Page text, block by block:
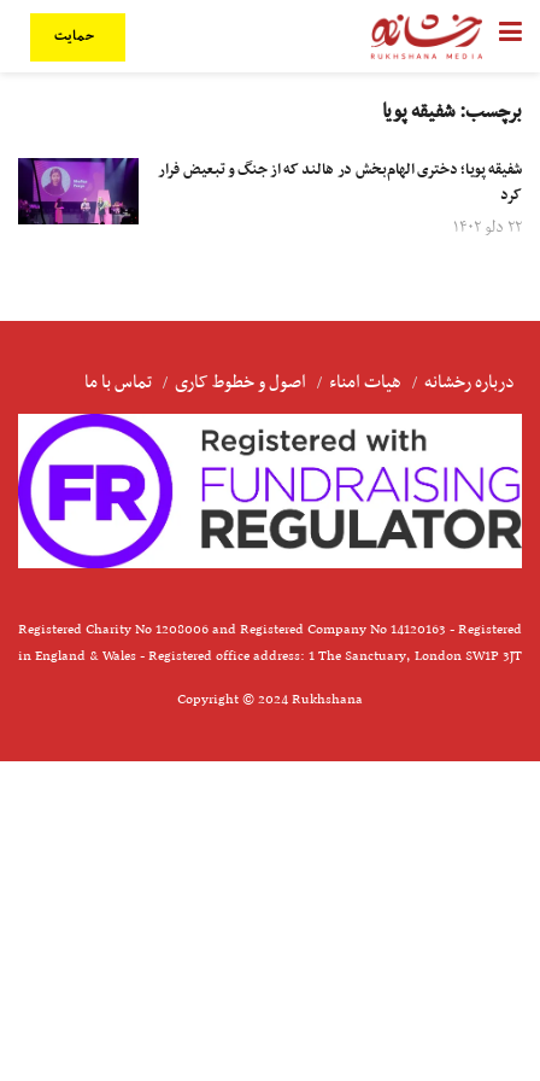
حمایت
برچسب:شفیقه پویا
شفیقه پویا؛ دختری الهام‌بخش در هالند که از جنگ و تبعیض فرار
کرد
۲۲ دلو ۱۴۰۲
درباره رخشانه هیات امناء اصول و خطوط کاری تماس با ما
Registered Charity No 1208006 and Registered Company No 14120163 - Registered
in England & Wales - Registered office address: 1 The Sanctuary, London SW1P 3JT
Copyright © 2024 Rukhshana